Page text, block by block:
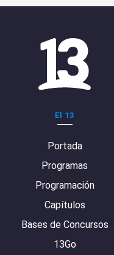
El 13
Portada
Programas
Programación
Capítulos
Bases de Concursos
13Go